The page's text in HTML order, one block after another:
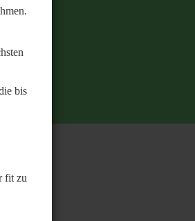
bis
fit zu